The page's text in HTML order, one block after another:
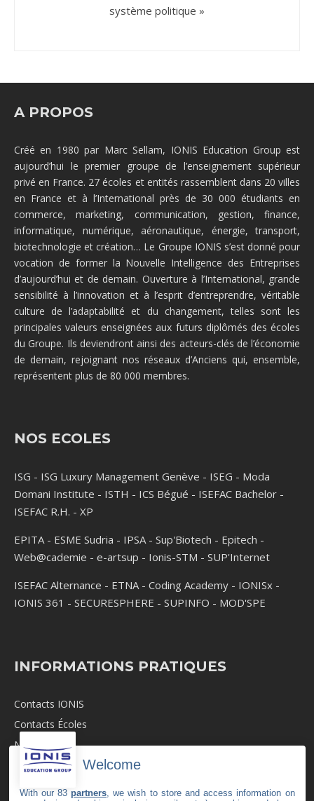
système politique »
A PROPOS
Créé en 1980 par Marc Sellam, IONIS Education Group est
aujourd’hui le premier groupe de l’enseignement supérieur
privé en France. 27 écoles et entités rassemblent dans 20 villes
en France et à l’International près de 30 000 étudiants en
commerce, marketing, communication, gestion, finance,
informatique, numérique, aéronautique, énergie, transport,
biotechnologie et création… Le Groupe IONIS s’est donné pour
vocation de former la Nouvelle Intelligence des Entreprises
d’aujourd’hui et de demain. Ouverture à l’International, grande
sensibilité à l’innovation et à l’esprit d’entreprendre, véritable
culture de l’adaptabilité et du changement, telles sont les
principales valeurs enseignées aux futurs diplômés des écoles
du Groupe. Ils deviendront ainsi des acteurs-clés de l’économie
de demain, rejoignant nos réseaux d’Anciens qui, ensemble,
représentent plus de 80 000 membres.
NOS ECOLES
ISG - ISG Luxury Management Genève - ISEG - Moda
Domani Institute - ISTH - ICS Bégué - ISEFAC Bachelor -
ISEFAC R.H. - XP
EPITA - ESME Sudria - IPSA - Sup'Biotech - Epitech -
Web@cademie - e-artsup - Ionis-STM - SUP'Internet
ISEFAC Alternance - ETNA - Coding Academy - IONISx -
IONIS 361 - SECURESPHERE - SUPINFO - MOD'SPE
INFORMATIONS PRATIQUES
Contacts IONIS
Contacts Écoles
Newsroom
Revue de PresseWelcome
With our 83 partners , we wish to store and access information on